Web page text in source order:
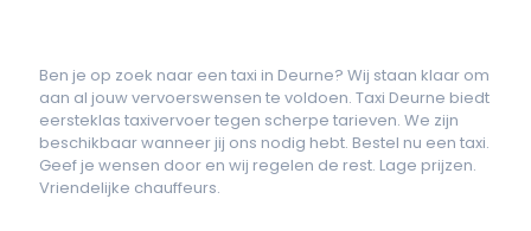
Ben je op zoek naar een taxi in Deurne? Wij staan klaar om
aan al jouw vervoerswensen te voldoen. Taxi Deurne biedt
eersteklas taxivervoer tegen scherpe tarieven. We zijn
beschikbaar wanneer jij ons nodig hebt. Bestel nu een taxi.
Geef je wensen door en wij regelen de rest. Lage prijzen.
Vriendelijke chauffeurs.